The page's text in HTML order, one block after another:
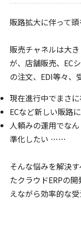
販路拡大に伴って
販売チャネルは大
が、店舗販売、EC
の注文、EDI等々、
現在進行中でまさ
ECなど新しい販路
人頼みの運用でな
準化したい ……
そんな悩みを解決
たクラウドERPの
えながら効率的な